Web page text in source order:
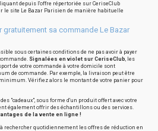
depuis l'offre répertoriée sur CeriseClub
le site Le Bazar Parisien de manière habituelle
gratuitement sa commande Le Bazar
sous certaines conditions de ne pas avoir à payer
Signalées en violet sur CeriseClub, les
de votre commande à votre domicile sont
de commande. Par exemple, la livraison peut être
Vérifiez alors le montant de votre panier pour
"cadeaux", sous forme d'un produit offert avec votre
également offrir des échantillons ou des services.
de la vente en ligne !
rechercher quotidiennement les offres de réduction en